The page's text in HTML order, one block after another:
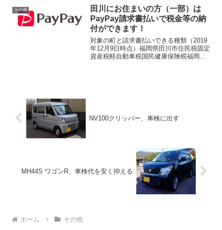
ということで、半年前からレモンサワー
の素に切り替えた。今からレ...
その他
田川にお住まいの方（一部）は
PayPay請求書払いで税金等の納
付ができます！
対象の町と請求書払いできる種類（2019
年12月9日時点）福岡県田川市住民税固定
資産税軽自動車税国民健康保険税福岡県
NV100クリッパー、車検に出す
MH44S ワゴンR、車検代を安く抑える
ホーム その他